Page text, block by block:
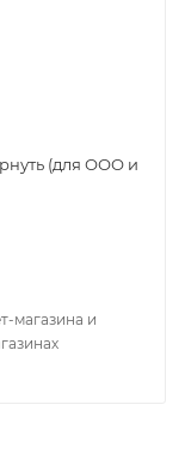
(для ООО и
магазина и